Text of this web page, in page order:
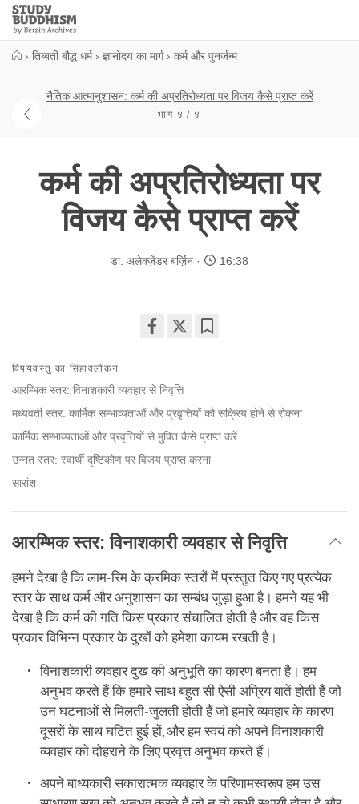
Close
Study
Buddhism
› तिब्बती बौद्ध धर्म › ज्ञानोदय का मार्ग › कर्म और पुनर्जन्म
नैतिक आत्मानुशासन: कर्म की अप्रतिरोध्यता पर विजय कैसे प्राप्त करें
भाग ४ / ४
कर्म की अप्रतिरोध्यता पर
विजय कैसे प्राप्त करें
डा. अलेक्ज़ेंडर बर्ज़िन 16:38
facebook
विषयवस्तु का सिंहावलोकन
आरम्भिक स्तर: विनाशकारी व्यवहार से निवृत्ति
मध्यवर्ती स्तर: कार्मिक सम्भाव्यताओं और प्रवृत्तियों को सक्रिय होने से रोकना
कार्मिक सम्भाव्यताओं और प्रवृत्तियों से मुक्ति कैसे प्राप्त करें
उन्नत स्तर: स्वार्थी दृष्टिकोण पर विजय प्राप्त करना
सारांश
आरम्भिक स्तर: विनाशकारी व्यवहार से निवृत्ति
हमने देखा है कि लाम-रिम के क्रमिक स्तरों में प्रस्तुत किए गए प्रत्येक
स्तर के साथ कर्म और अनुशासन का सम्बंध जुड़ा हुआ है। हमने यह भी
देखा है कि कर्म की गति किस प्रकार संचालित होती है और वह किस
प्रकार विभिन्न प्रकार के दुखों को हमेशा कायम रखती है।
विनाशकारी व्यवहार दुख की अनुभूति का कारण बनता है। हम
अनुभव करते हैं कि हमारे साथ बहुत सी ऐसी अप्रिय बातें होती हैं जो
उन घटनाओं से मिलती-जुलती होती हैं जो हमारे व्यवहार के कारण
दूसरों के साथ घटित हुई हों, और हम स्वयं को अपने विनाशकारी
व्यवहार को दोहराने के लिए प्रवृत्त अनुभव करते हैं।
अपने बाध्यकारी सकारात्मक व्यवहार के परिणामस्वरूप हम उस